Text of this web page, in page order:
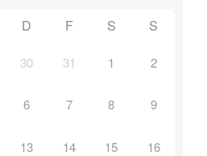
D F S S
30 31 1 2
6 7 8 9
13 14 15 16